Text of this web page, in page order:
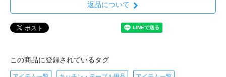
返品について
この商品に登録されているタグ